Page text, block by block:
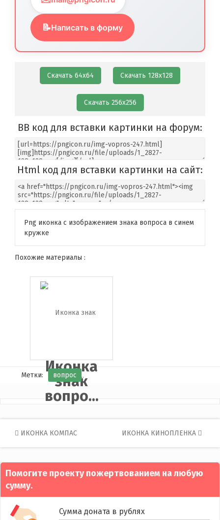
📝Написать в форму
Скачать 64х64 Скачать 128х128
Скачать 256х256
BB код для вставки картинки на форум:
Html код для вставки картинки на сайт:
Png иконка с изображением знака вопроса в синем
кружке
Похожие материалы :
Иконка
знак
вопро...
Метки: вопрос
Post
navigation
ИКОНКА КОМПАС ИКОНКА КИНОПЛЕНКА
Помогите проекту пожертвованием на любую
сумму.
Сумма доната в рублях